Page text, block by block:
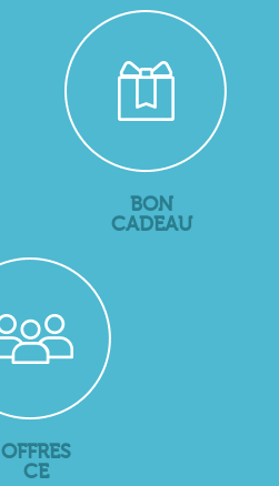
BON
CADEAU
OFFRES
CE